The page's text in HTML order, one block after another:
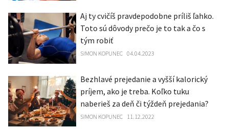
Aj ty cvičíš pravdepodobne príliš ľahko.
Toto sú dôvody prečo je to tak a čo s
tým robiť
SIMON KOPUNEC 04.04.2023
Bezhlavé prejedanie a vyšší kalorický
príjem, ako je treba. Koľko tuku
naberieš za deň či týždeň prejedania?
SIMON KOPUNEC 11.12.2022